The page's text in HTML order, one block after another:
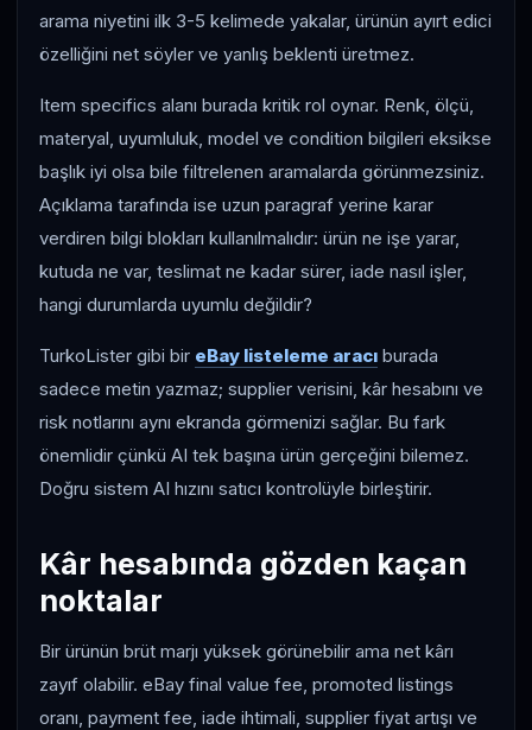
arama niyetini ilk 3-5 kelimede yakalar, ürünün ayırt edici
özelliğini net söyler ve yanlış beklenti üretmez.
Item specifics alanı burada kritik rol oynar. Renk, ölçü,
materyal, uyumluluk, model ve condition bilgileri eksikse
başlık iyi olsa bile filtrelenen aramalarda görünmezsiniz.
Açıklama tarafında ise uzun paragraf yerine karar
verdiren bilgi blokları kullanılmalıdır: ürün ne işe yarar,
kutuda ne var, teslimat ne kadar sürer, iade nasıl işler,
hangi durumlarda uyumlu değildir?
TurkoLister gibi bir eBay listeleme aracı burada
sadece metin yazmaz; supplier verisini, kâr hesabını ve
risk notlarını aynı ekranda görmenizi sağlar. Bu fark
önemlidir çünkü AI tek başına ürün gerçeğini bilemez.
Doğru sistem AI hızını satıcı kontrolüyle birleştirir.
Kâr hesabında gözden kaçan
noktalar
Bir ürünün brüt marjı yüksek görünebilir ama net kârı
zayıf olabilir. eBay final value fee, promoted listings
oranı, payment fee, iade ihtimali, supplier fiyat artışı ve